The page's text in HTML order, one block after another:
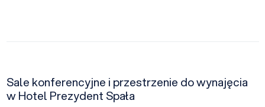
Sale konferencyjne i przestrzenie do wynajęcia
w Hotel Prezydent Spała